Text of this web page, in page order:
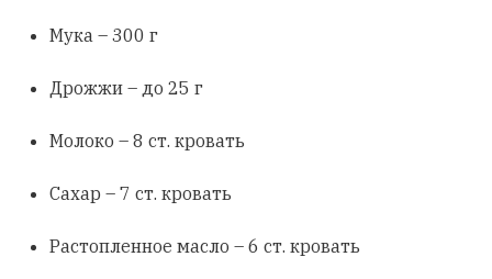
Мука – 300 г
Дрожжи – до 25 г
Молоко – 8 ст. кровать
Сахар – 7 ст. кровать
Растопленное масло – 6 ст. кровать